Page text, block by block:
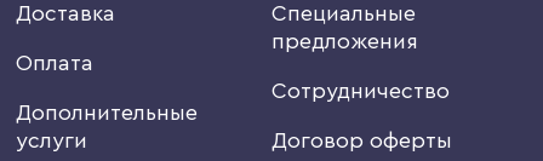
Доставка
Оплата
Дополнительные
услуги
Специальные
предложения
Сотрудничество
Договор оферты